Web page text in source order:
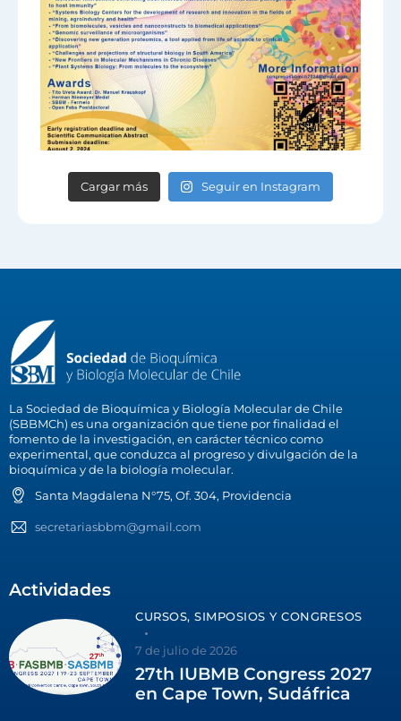
Cargar más Seguir en Instagram
La Sociedad de Bioquímica y Biología Molecular de Chile
(SBBMCh) es una organización que tiene por finalidad el
fomento de la investigación, en carácter técnico como
experimental, que conduzca al progreso y divulgación de la
bioquímica y de la biología molecular.
Santa Magdalena N°75, Of. 304, Providencia
secretariasbbm@gmail.com
Actividades
CURSOS, SIMPOSIOS Y CONGRESOS
7 de julio de 2026
27th IUBMB Congress 2027
en Cape Town, Sudáfrica